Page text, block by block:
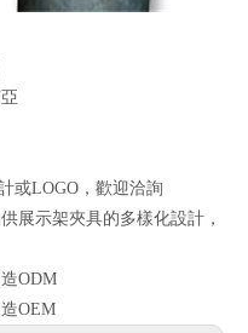
或LOGO，歡迎洽詢
展示架夾具的多樣化設計，
ODM
OEM